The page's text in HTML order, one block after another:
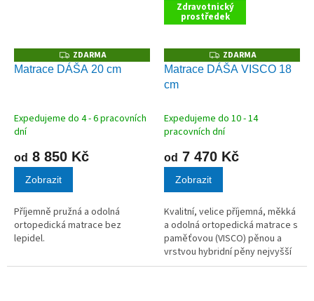
Z
D
A
ZDARMA
Matrace DÁŠA 20 cm
Expedujeme do 4 - 6 pracovních
dní
od 8 850 Kč
Zobrazit
Příjemně pružná a odolná
ortopedická matrace bez
lepidel.
Zdravotnický
prostředek
Z
D
A
ZDARMA
Matrace DÁŠA VISCO 18
cm
Expedujeme do 10 - 14
pracovních dní
od 7 470 Kč
Zobrazit
Kvalitní, velice příjemná, měkká
a odolná ortopedická matrace s
paměťovou (VISCO) pěnou a
vrstvou hybridní pěny nejvyšší
kvality.